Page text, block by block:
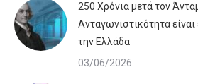
250 Χρόνια μετά τον
Ανταγωνιστικότητα
την Ελλάδα
03/06/2026